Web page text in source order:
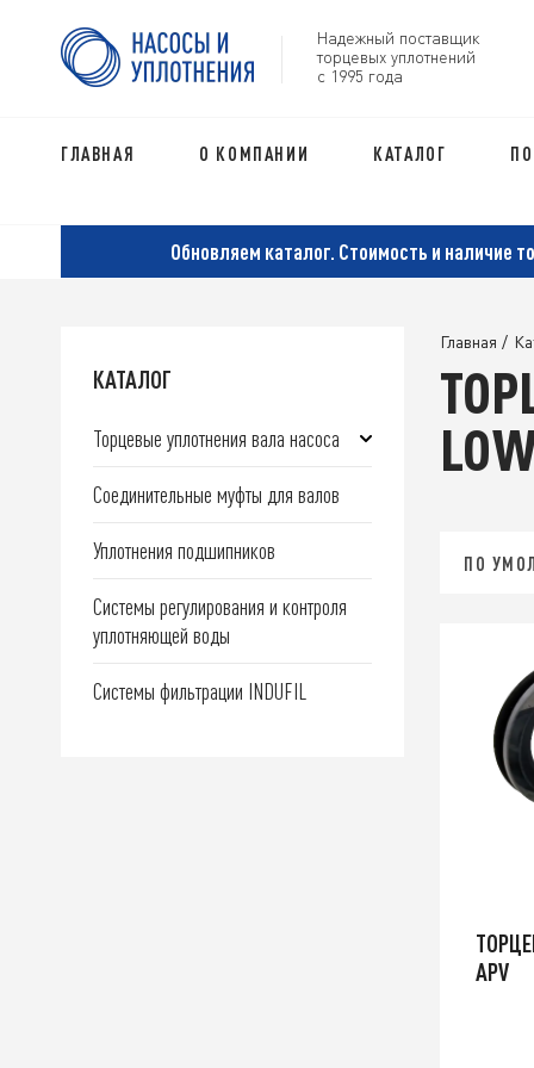
Надежный поставщик
торцевых уплотнений
с 1995 года
ГЛАВНАЯ О КОМПАНИИ КАТАЛОГ
Обновляем каталог. Стоимость и наличие
КАТАЛОГ
Торцевые уплотнения вала насоса
Соединительные муфты для валов
Уплотнения подшипников
Системы регулирования и контроля
уплотняющей воды
Системы фильтрации INDUFIL
Главная /
ПО
APV